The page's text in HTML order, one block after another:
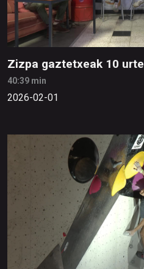
Zizpa gaztetxeak 10 urte
40:39 min
2026-02-01